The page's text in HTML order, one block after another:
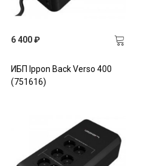
6 400 ₽
ИБП Ippon Back Verso 400
(751616)